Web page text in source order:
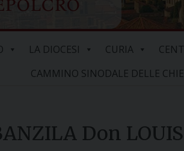
LA DIOCESI CURIA
CAMMINO SINODALE DELLE
Don